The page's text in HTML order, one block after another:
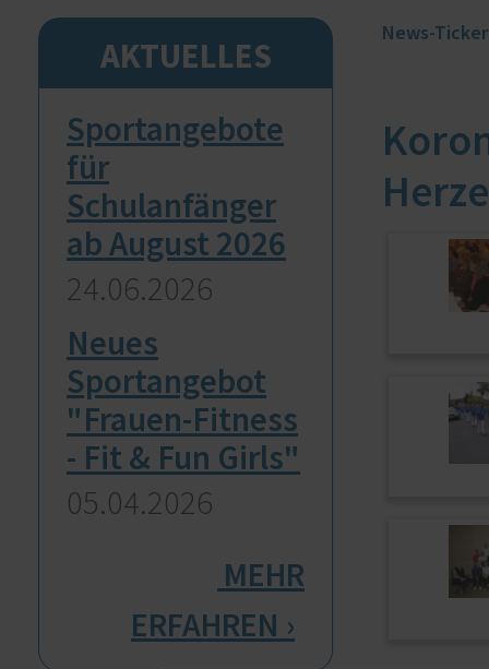
News-Ticker
AKTUELLES
Sportangebote
für
Schulanfänger
ab August 2026
24.​06.​2026
Neues
Sportangebot
"Frauen-Fitness
- Fit & Fun Girls"
05.​04.​2026
MEHR